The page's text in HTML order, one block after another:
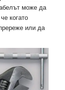
може да
когато
или да